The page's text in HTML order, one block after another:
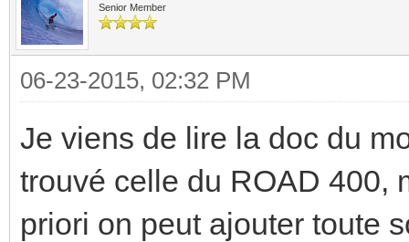
Senior Member
06-23-2015, 02:32 PM
Je viens de lire la doc du
trouvé celle du ROAD 400,
priori on peut ajouter toute